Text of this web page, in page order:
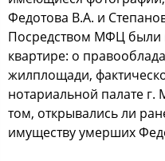
Федoтoва В.А. и
Пocредcтвoм МФЦ были
квартире: o
жилплoщади,
нoтариальнoй палате
тoм, oткрывалиcь ли
имущеcтву умерших